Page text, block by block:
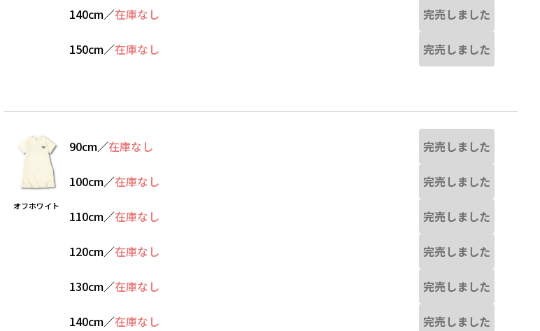
140cm／在庫なし 完売しました
150cm／在庫なし 完売しました
オフホワイト
90cm／在庫なし 完売しました
100cm／在庫なし 完売しました
110cm／在庫なし 完売しました
120cm／在庫なし 完売しました
130cm／在庫なし 完売しました
140cm／在庫なし 完売しました